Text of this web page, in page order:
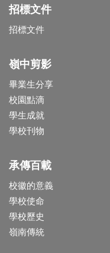
招標文件
招標文件
嶺中剪影
畢業生分享
校園點滴
學生成就
學校刊物
承傳百載
校徽的意義
學校使命
學校歷史
嶺南傳統